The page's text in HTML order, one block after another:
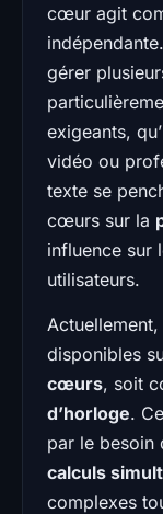
cœur agit
gérer
exigeants,
vidéo ou
texte se
cœurs sur la
influence sur
utilisateurs.
disponibles
cœurs, soit
d’horloge.
par le besoin
calculs
complexes